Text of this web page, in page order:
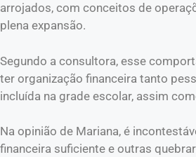
arrojados, com conceitos de
plena expansão.
Segundo a consultora, esse
ter organização financeira tanto
incluída na grade escolar, assim
Na opinião de Mariana, é
financeira suficiente e outras